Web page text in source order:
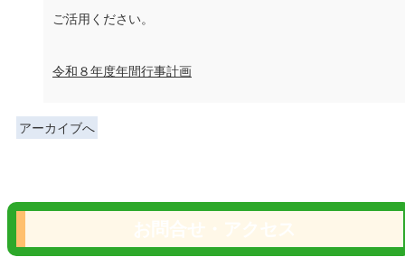
ご活用ください。
令和８年度年間行事計画
アーカイブへ